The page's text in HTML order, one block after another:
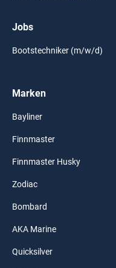
Jobs
Bootstechniker (m/w/d)
Marken
Bayliner
Finnmaster
Finnmaster Husky
Zodiac
Bombard
AKA Marine
Quicksilver